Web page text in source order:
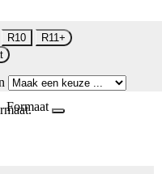
R10
R11+
Formaat